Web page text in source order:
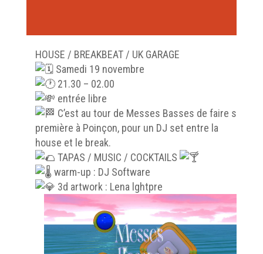
HOUSE / BREAKBEAT / UK GARAGE
Samedi 19 novembre
21.30 – 02.00
entrée libre
C’est au tour de Messes Basses de faire sa
première à Poinçon, pour un DJ set entre la
house et le break.
TAPAS / MUSIC / COCKTAILS
warm-up : DJ Software
3d artwork : Lena lghtpre